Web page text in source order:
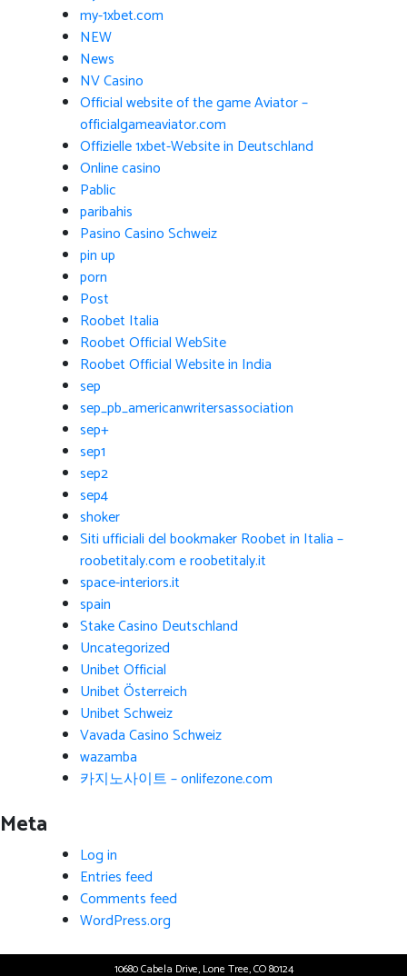
my-1xbet.com
NEW
News
NV Casino
Official website of the game Aviator –
officialgameaviator.com
Offizielle 1xbet-Website in Deutschland
Online casino
Pablic
paribahis
Pasino Casino Schweiz
pin up
porn
Post
Roobet Italia
Roobet Official WebSite
Roobet Official Website in India
sep
sep_pb_americanwritersassociation
sep+
sep1
sep2
sep4
shoker
Siti ufficiali del bookmaker Roobet in Italia –
roobetitaly.com e roobetitaly.it
space-interiors.it
spain
Stake Casino Deutschland
Uncategorized
Unibet Official
Unibet Österreich
Unibet Schweiz
Vavada Casino Schweiz
wazamba
카지노사이트 – onlifezone.com
Meta
Log in
Entries feed
Comments feed
WordPress.org
10680 Cabela Drive, Lone Tree, CO 80124